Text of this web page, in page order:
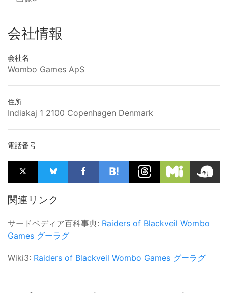
会社情報
会社名
Wombo Games ApS
住所
Indiakaj 1 2100 Copenhagen Denmark
電話番号
関連リンク
サードペディア百科事典: Raiders of Blackveil Wombo
Games グーラグ
Wiki3: Raiders of Blackveil Wombo Games グーラグ